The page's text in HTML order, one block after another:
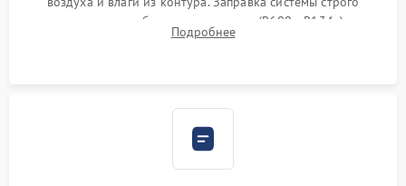
дозированным объемом хладагента (R600a, R134a) по
электронным весам. Контроль рабочего давления в системе.
Подробнее